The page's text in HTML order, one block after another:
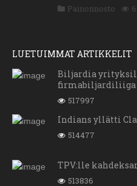
Painonnosto
LUETUIMMAT ARTIKKELIT
Biljardia
firmabiljardiliiga
517997
Indians yllätti
514477
TPV:lle
513836